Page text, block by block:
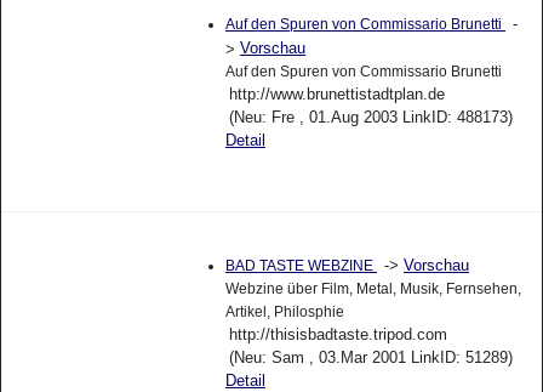
Auf den Spuren von Commissario Brunetti -
> Vorschau
Auf den Spuren von Commissario Brunetti
http://www.brunettistadtplan.de
(Neu: Fre , 01.Aug 2003 LinkID: 488173)
Detail
BAD TASTE WEBZINE -> Vorschau
Webzine über Film, Metal, Musik, Fernsehen,
Artikel, Philosphie
http://thisisbadtaste.tripod.com
(Neu: Sam , 03.Mar 2001 LinkID: 51289)
Detail